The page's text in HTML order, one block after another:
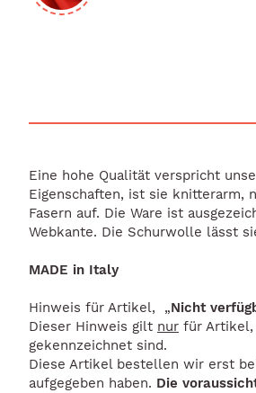
Eine hohe Qualität verspricht
Eigenschaften, ist sie knitterarm,
Fasern auf. Die Ware ist
Webkante. Die Schurwolle lässt
MADE in Italy
Hinweis für Artikel, „Nicht
Dieser Hinweis gilt nur für Artikel,
gekennzeichnet sind.
Diese Artikel bestellen wir erst
aufgegeben haben. Die